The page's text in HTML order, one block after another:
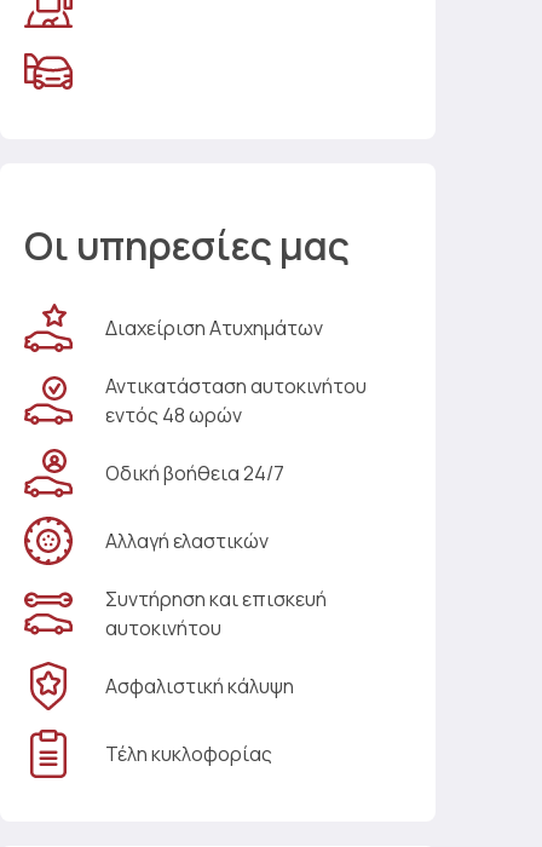
Οι υπηρεσίες μας
Διαχείριση Ατυχημάτων
Αντικατάσταση αυτοκινήτου
εντός 48 ωρών
Οδική βοήθεια 24/7
Αλλαγή ελαστικών
Συντήρηση και επισκευή
αυτοκινήτου
Ασφαλιστική κάλυψη
Τέλη κυκλοφορίας